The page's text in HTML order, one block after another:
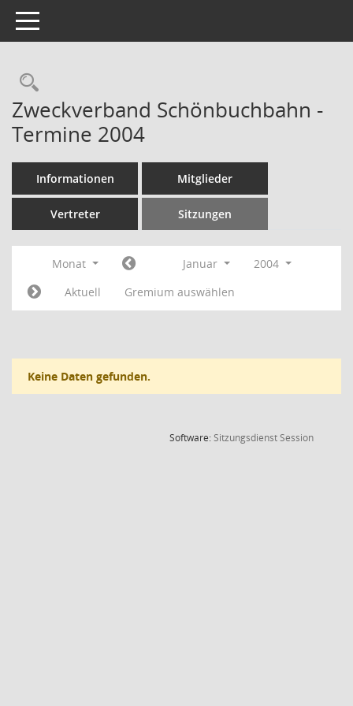
Toggle navigation
Rechercheauswahl
Zweckverband Schönbuchbahn -
Termine 2004
Informationen Mitglieder
Vertreter Sitzungen
Monat Januar
2004
Aktuell
Gremium auswählen
Keine Daten gefunden.
Software:SitzungsdienstSession(Wird in